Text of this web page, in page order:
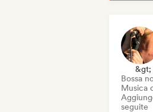
&gt;
Bossa
Musica
seguite